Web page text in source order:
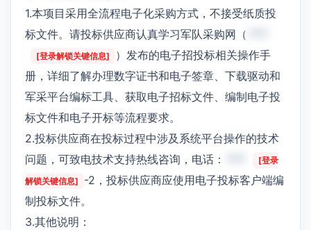
1.本项目采用全流程电子化采购方式，不接受纸质投
标文件。请投标供应商认真学习军队采购网（
[登录解锁关键信息]
）发布的电子招投标相关操作手
册，详细了解办理数字证书和电子签章、下载驱动和
军采平台编标工具、获取电子招标文件、编制电子投
标文件和电子开标等流程要求。
2.投标供应商在投标过程中涉及系统平台操作的技术
问题，可致电技术支持热线咨询，电话：
[登录
解锁关键信息]
-2，投标供应商应使用电子投标客户端编
制投标文件。
3.其他说明：